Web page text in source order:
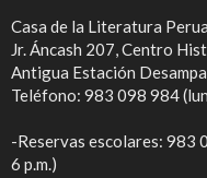
Casa de la Literatura
Jr. Áncash 207, Centro
Antigua Estación
Teléfono: 983 098 984
-Reservas escolares: 983
6 p.m.)